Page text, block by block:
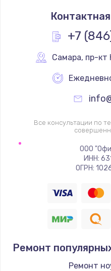
+7
Самара, пр-кт
Все консультации по
ООО
ИНН:
ОГРН:
Ремонт
Ремонт